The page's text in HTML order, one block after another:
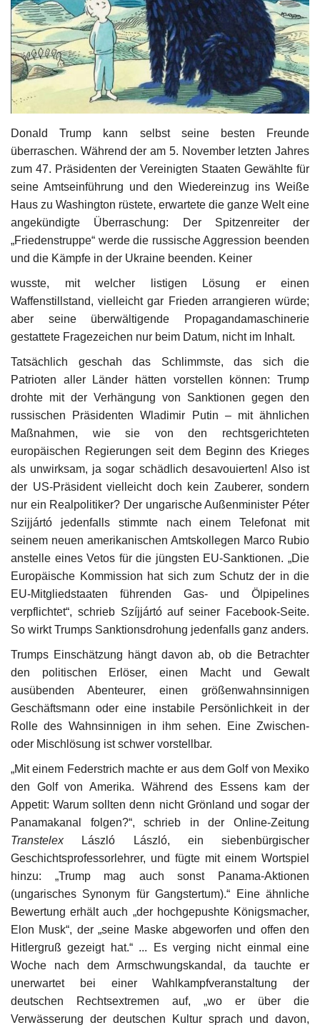
Kultur
Geschichte
Gesundheit
Wirtschaft
Kunst
Sport
Presse
Veranstaltungen
Humor
Unser Briefkasten
Galerie
Lasst uns erinnern †
Language
Magyar Deutsch English
Donald Trump kann selbst seine besten Freunde
überraschen. Während der am 5. November letzten Jahres
zum 47. Präsidenten der Vereinigten Staaten Gewählte für
seine Amtseinführung und den Wiedereinzug ins Weiße
Haus zu Washington rüstete, erwartete die ganze Welt eine
angekündigte Überraschung: Der Spitzenreiter der
„Friedenstruppe“ werde die russische Aggression beenden
und die Kämpfe in der Ukraine beenden. Keiner
wusste, mit welcher listigen Lösung er einen
Waffenstillstand, vielleicht gar Frieden arrangieren würde;
aber seine überwältigende Propagandamaschinerie
gestattete Fragezeichen nur beim Datum, nicht im Inhalt.
Tatsächlich geschah das Schlimmste, das sich die
Patrioten aller Länder hätten vorstellen können: Trump
drohte mit der Verhängung von Sanktionen gegen den
russischen Präsidenten Wladimir Putin – mit ähnlichen
Maßnahmen, wie sie von den rechtsgerichteten
europäischen Regierungen seit dem Beginn des Krieges
als unwirksam, ja sogar schädlich desavouierten! Also ist
der US-Präsident vielleicht doch kein Zauberer, sondern
nur ein Realpolitiker? Der ungarische Außenminister Péter
Szijjártó jedenfalls stimmte nach einem Telefonat mit
seinem neuen amerikanischen Amtskollegen Marco Rubio
anstelle eines Vetos für die jüngsten EU-Sanktionen. „Die
Europäische Kommission hat sich zum Schutz der in die
EU-Mitgliedstaaten führenden Gas- und Ölpipelines
verpflichtet“, schrieb Szíjjártó auf seiner Facebook-Seite.
So wirkt Trumps Sanktionsdrohung jedenfalls ganz anders.
Trumps Einschätzung hängt davon ab, ob die Betrachter
den politischen Erlöser, einen Macht und Gewalt
ausübenden Abenteurer, einen größenwahnsinnigen
Geschäftsmann oder eine instabile Persönlichkeit in der
Rolle des Wahnsinnigen in ihm sehen. Eine Zwischen-
oder Mischlösung ist schwer vorstellbar.
„Mit einem Federstrich machte er aus dem Golf von Mexiko
den Golf von Amerika. Während des Essens kam der
Appetit: Warum sollten denn nicht Grönland und sogar der
Panamakanal folgen?“, schrieb in der Online-Zeitung
TranstelexLászló László, ein siebenbürgischer
Geschichtsprofessorlehrer, und fügte mit einem Wortspiel
hinzu: „Trump mag auch sonst Panama-Aktionen
(ungarisches Synonym für Gangstertum).“ Eine ähnliche
Bewertung erhält auch „der hochgepushte Königsmacher,
Elon Musk“, der „seine Maske abgeworfen und offen den
Hitlergruß gezeigt hat.“ ... Es verging nicht einmal eine
Woche nach dem Armschwungskandal, da tauchte er
unerwartet bei einer Wahlkampfveranstaltung der
deutschen Rechtsextremen auf, „wo er über die
Verwässerung der deutschen Kultur sprach und davon,